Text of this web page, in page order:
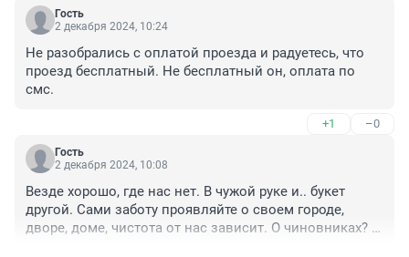
Гость
2 декабря 2024, 10:24
Не разобрались с оплатой проезда и радуетесь, что
проезд бесплатный. Не бесплатный он, оплата по
смс.
+1 –0
Гость
2 декабря 2024, 10:08
Везде хорошо, где нас нет. В чужой руке и.. букет
другой. Сами заботу проявляйте о своем городе,
дворе, доме, чистота от нас зависит. О чиновниках?